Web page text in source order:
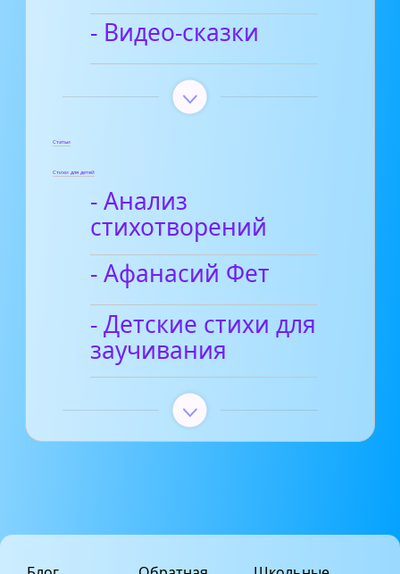
- Видео-сказки
Статьи
Стихи для детей
- Анализ
стихотворений
- Афанасий Фет
- Детские стихи для
заучивания